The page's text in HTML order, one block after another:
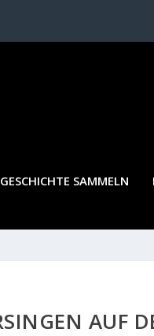
GESCHICHTE SAMMELN
AUF